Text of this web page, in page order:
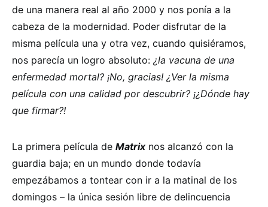
de una manera real al año 2000 y nos ponía a la
cabeza de la modernidad. Poder disfrutar de la
misma película una y otra vez, cuando quisiéramos,
nos parecía un logro absoluto: ¿la vacuna de una
enfermedad mortal? ¡No, gracias! ¿Ver la misma
película con una calidad por descubrir? ¡¿Dónde hay
que firmar?!
La primera película de Matrixnos alcanzó con la
guardia baja; en un mundo donde todavía
empezábamos a tontear con ir a la matinal de los
domingos – la única sesión libre de delincuencia